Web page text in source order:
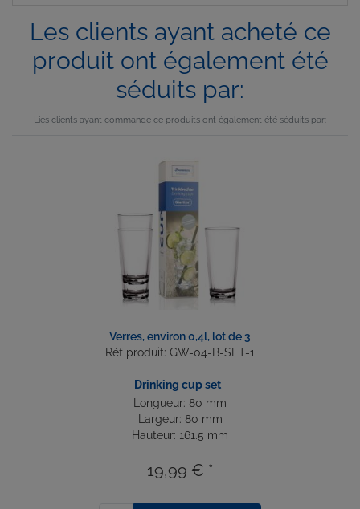
Les clients ayant acheté ce
produit ont également été
séduits par:
Lies clients ayant commandé ce produits ont également été séduits par:
Verres, environ 0,4l, lot de 3
Réf produit: GW-04-B-SET-1
Drinking cup set
Longueur: 80 mm
Largeur: 80 mm
Hauteur: 161.5 mm
19,99 € *